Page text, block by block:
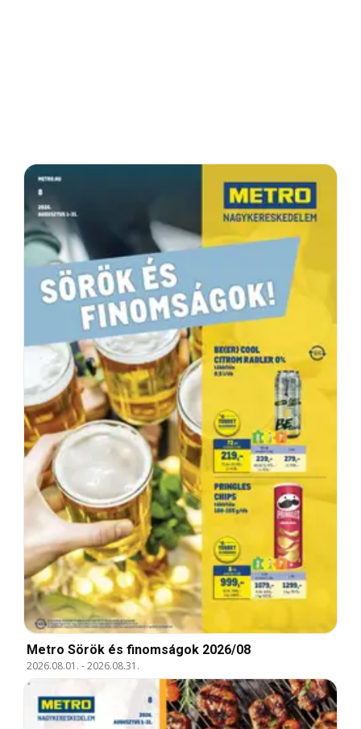
Metro Sörök és finomságok 2026/08
2026.08.01. -2026.08.31.